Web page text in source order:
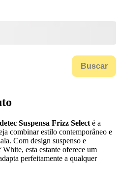
Buscar
Suspensa Frizz Select é a
combinar estilo contemporâneo e
Com design suspenso e
esta estante oferece um
perfeitamente a qualquer